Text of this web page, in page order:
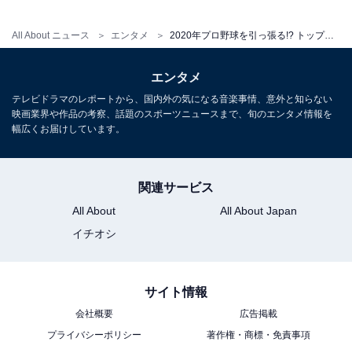
All About ニュース エンタメ 2020年プロ野球を引っ張る!? トッププロスペクトリスト
阪神の救援投手陣と言えばクローザーを務める藤川球児
をはじめベテラン揃い。その中に新風を起こしそうなの
が、昨季「子持ちルーキー」として注目された齋藤友貴
哉です。
グだけという結果に。しかし二軍では最速153キロの直
球と多彩な変化球でリリーフ陣の一角を担い、チーム最
多の8セーブを記録。
ーゲームにも出場しています。今季はブルペンに定着
し、登板機会を増やすことで首脳陣の信頼を勝ち取るシ
エンタメ
テレビドラマのレポートから、国内外の気になる音楽事情、意外と知らない
映画業界や作品の考察、話題のスポーツニュースまで、旬のエンタメ情報を
幅広くお届けしています。
関連サービス
All About
All About Japan
イチオシ
サイト情報
会社概要
広告掲載
プライバシーポリシー
著作権・商標・免責事項